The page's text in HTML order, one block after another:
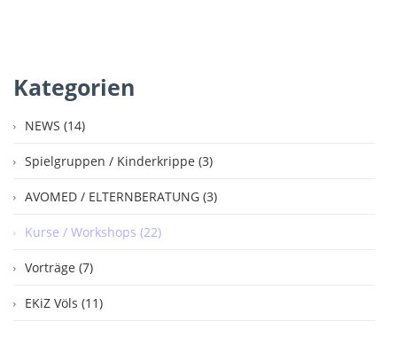
Kategorien
NEWS (14)
Spielgruppen / Kinderkrippe (3)
AVOMED / ELTERNBERATUNG (3)
Kurse / Workshops (22)
Vorträge (7)
EKiZ Völs (11)